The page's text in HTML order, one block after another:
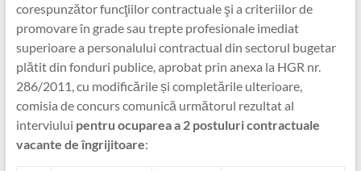
corespunzător funcţiilor contractuale şi a criteriilor de
promovare în grade sau trepte profesionale imediat
superioare a personalului contractual din sectorul bugetar
plătit din fonduri publice, aprobat prin anexa la HGR nr.
286/2011, cu modificările și completările ulterioare,
comisia de concurs comunică următorul rezultat al
interviului pentru ocuparea a 2 postuluri contractuale
vacante de îngrijitoare: